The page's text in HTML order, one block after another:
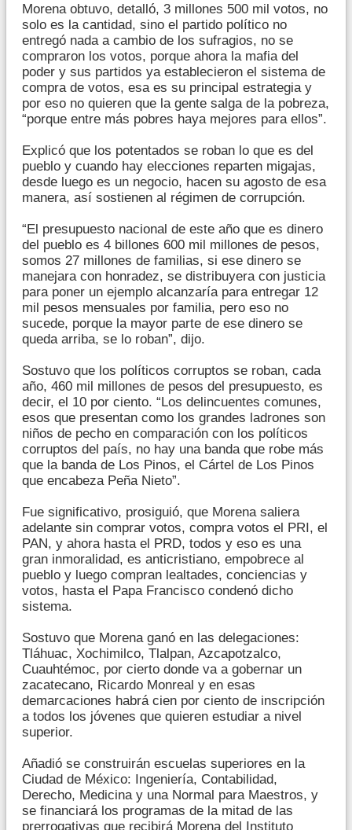
Morena obtuvo, detalló, 3 millones 500 mil votos, no
solo es la cantidad, sino el partido político no
entregó nada a cambio de los sufragios, no se
compraron los votos, porque ahora la mafia del
poder y sus partidos ya establecieron el sistema de
compra de votos, esa es su principal estrategia y
por eso no quieren que la gente salga de la pobreza,
“porque entre más pobres haya mejores para ellos”.
Explicó que los potentados se roban lo que es del
pueblo y cuando hay elecciones reparten migajas,
desde luego es un negocio, hacen su agosto de esa
manera, así sostienen al régimen de corrupción.
“El presupuesto nacional de este año que es dinero
del pueblo es 4 billones 600 mil millones de pesos,
somos 27 millones de familias, si ese dinero se
manejara con honradez, se distribuyera con justicia
para poner un ejemplo alcanzaría para entregar 12
mil pesos mensuales por familia, pero eso no
sucede, porque la mayor parte de ese dinero se
queda arriba, se lo roban”, dijo.
Sostuvo que los políticos corruptos se roban, cada
año, 460 mil millones de pesos del presupuesto, es
decir, el 10 por ciento. “Los delincuentes comunes,
esos que presentan como los grandes ladrones son
niños de pecho en comparación con los políticos
corruptos del país, no hay una banda que robe más
que la banda de Los Pinos, el Cártel de Los Pinos
que encabeza Peña Nieto”.
Fue significativo, prosiguió, que Morena saliera
adelante sin comprar votos, compra votos el PRI, el
PAN, y ahora hasta el PRD, todos y eso es una
gran inmoralidad, es anticristiano, empobrece al
pueblo y luego compran lealtades, conciencias y
votos, hasta el Papa Francisco condenó dicho
sistema.
Sostuvo que Morena ganó en las delegaciones:
Tláhuac, Xochimilco, Tlalpan, Azcapotzalco,
Cuauhtémoc, por cierto donde va a gobernar un
zacatecano, Ricardo Monreal y en esas
demarcaciones habrá cien por ciento de inscripción
a todos los jóvenes que quieren estudiar a nivel
superior.
Añadió se construirán escuelas superiores en la
Ciudad de México: Ingeniería, Contabilidad,
Derecho, Medicina y una Normal para Maestros, y
se financiará los programas de la mitad de las
prerrogativas que recibirá Morena del Instituto